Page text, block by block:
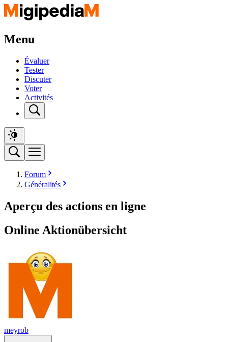
Menu
Évaluer
Tester
Discuter
Voter
Activités
Forum
Généralités
Aperçu des actions en ligne
Online Aktionübersicht
meyrob